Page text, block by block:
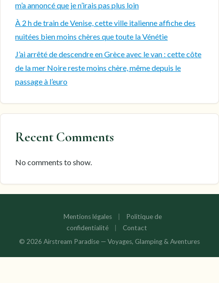
m’a annoncé que je n’irais pas plus loin
À 2 h de train de Venise, cette ville italienne affiche des
nuitées bien moins chères que toute la Vénétie
J’ai arrêté de descendre en Grèce avec le van : cette côte
de la mer Noire reste moins chère, même depuis le
passage à l’euro
Recent Comments
No comments to show.
Mentions légales
Politique de
confidentialité
Contact
© 2026 Airstream Paradise — Voyages, Glamping & Aventures